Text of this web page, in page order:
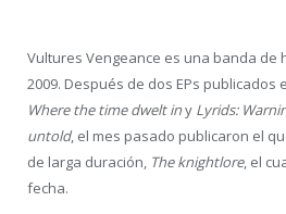
Vultures Vengeance es una banda de
2009. Después de dos EPs publicados
Where the time dwelt iny Lyrids:
untold, el mes pasado publicaron el
de larga duración, The knightlore, el
fecha.